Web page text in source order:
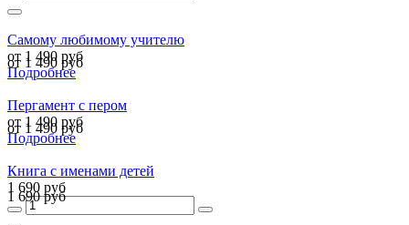
Самому любимому учителю
от 1 490 руб
от 1 490 руб
Подробнее
Пергамент с пером
от 1 490 руб
от 1 490 руб
Подробнее
Книга с именами детей
1 690 руб
1 690 руб